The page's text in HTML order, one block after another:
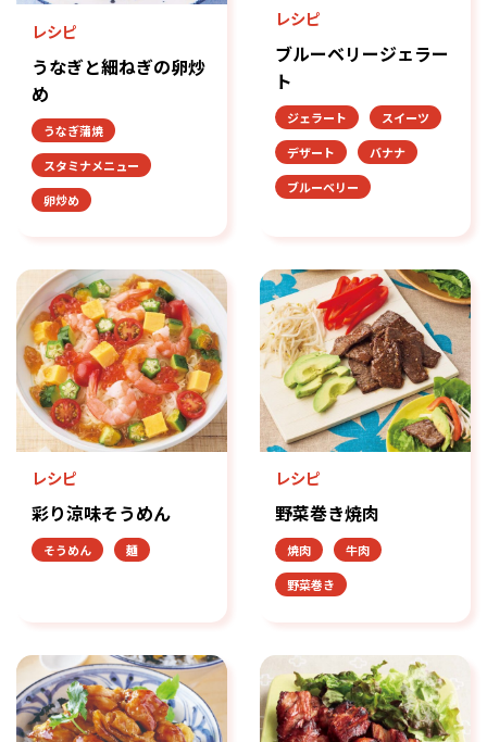
レシピ
うなぎと細ねぎの卵炒
め
うなぎ蒲焼
スタミナメニュー
卵炒め
レシピ
ブルーベリージェラー
ト
ジェラート
スイーツ
デザート
バナナ
ブルーベリー
レシピ
彩り涼味そうめん
そうめん 麺
レシピ
野菜巻き焼肉
焼肉
牛肉
野菜巻き